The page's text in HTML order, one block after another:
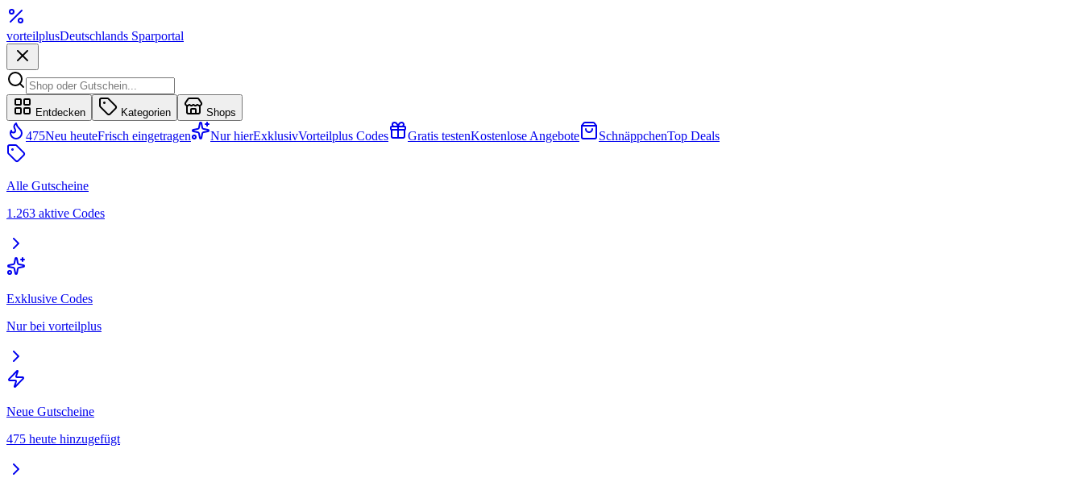
vorteilplusDeutschlands Sparportal
Entdecken Kategorien Shops
475Neu heuteFrisch eingetragen Nur hierExklusivVorteilplus Codes Gratis testenKostenlose Angebote SchnäppchenTop Deals
Alle Gutscheine
1.263 aktive Codes
Exklusive Codes
Nur bei vorteilplus
Neue Gutscheine
475 heute hinzugefügt